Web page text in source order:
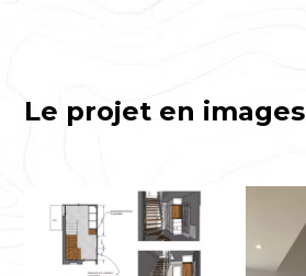
Le projet en images